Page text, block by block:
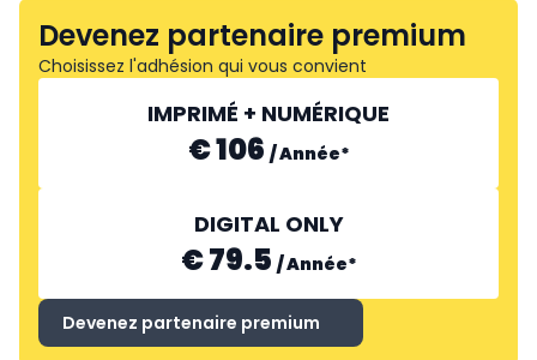
Devenez partenaire premium
Choisissez l'adhésion qui vous convient
IMPRIMÉ + NUMÉRIQUE
€ 106 /Année*
DIGITAL ONLY
€ 79.5 /Année*
Devenez partenaire premium